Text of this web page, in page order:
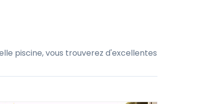
piscine, vous trouverez d'excellentes